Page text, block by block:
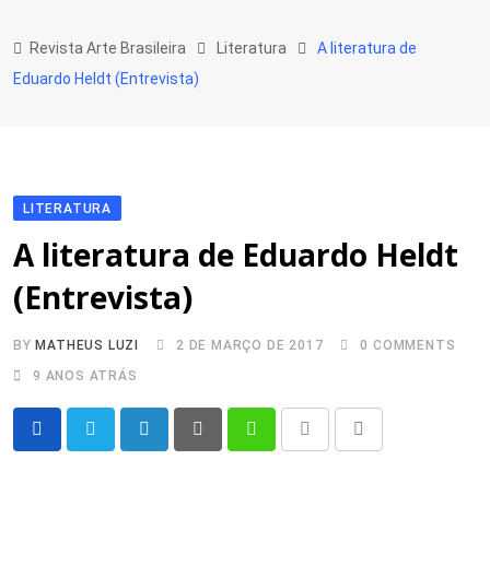
to
content
Revista Arte Brasileira Literatura
A literatura de
Eduardo Heldt (Entrevista)
LITERATURA
A literatura de Eduardo Heldt
(Entrevista)
BY MATHEUS LUZI 2 DE MARÇO DE 2017 0 COMMENTS
9 ANOS ATRÁS